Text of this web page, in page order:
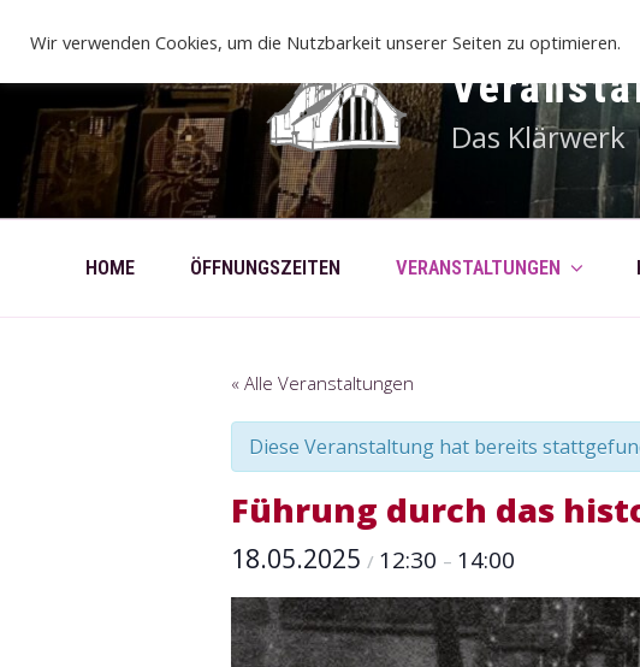
Inhalt
Das Klärwerk
HOME ÖFFNUNGSZEITEN VERANSTALTUNGEN
« Alle Veranstaltungen
Diese Veranstaltung hat bereits
Führung durch das
18.05.2025 / 12:30 – 14:00
Wir verwenden Cookies, um die Nutzbarkeit unserer Seiten zu optimieren.